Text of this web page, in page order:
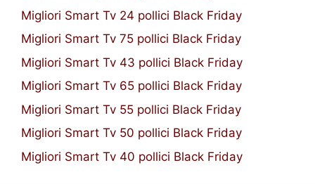
Migliori Smart Tv 24 pollici Black Friday
Migliori Smart Tv 75 pollici Black Friday
Migliori Smart Tv 43 pollici Black Friday
Migliori Smart Tv 65 pollici Black Friday
Migliori Smart Tv 55 pollici Black Friday
Migliori Smart Tv 50 pollici Black Friday
Migliori Smart Tv 40 pollici Black Friday